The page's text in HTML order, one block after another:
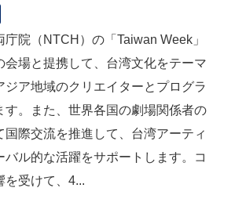
庁院（NTCH）の「Taiwan Week」
会場と提携して、台湾文化をテーマ
ジア地域のクリエイターとプログラ
す。また、世界各国の劇場関係者の
国際交流を推進して、台湾アーティ
バル的な活躍をサポートします。コ
を受けて、4...